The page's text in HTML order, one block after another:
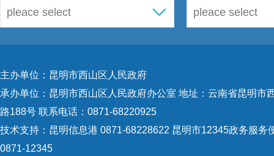
主办单位：昆明市西山区人民政府
承办单位：昆明市西山区人民政府办公室 地址：云南省昆明市
路188号 联系电话：0871-68220925
技术支持： 昆明信息港 0871-68228622 昆明市12345政务服务
0871-12345